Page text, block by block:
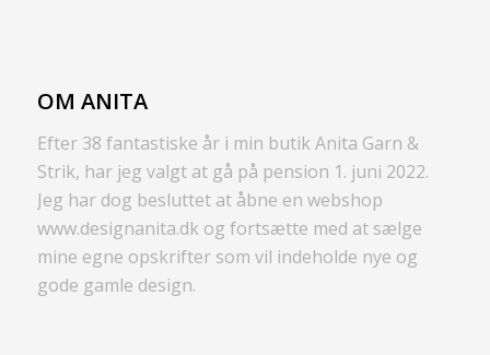
OM ANITA
Efter 38 fantastiske år i min butik Anita Garn &
Strik, har jeg valgt at gå på pension 1. juni 2022.
Jeg har dog besluttet at åbne en webshop
www.designanita.dk og fortsætte med at sælge
mine egne opskrifter som vil indeholde nye og
gode gamle design.